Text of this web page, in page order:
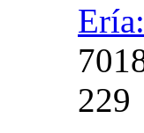
229